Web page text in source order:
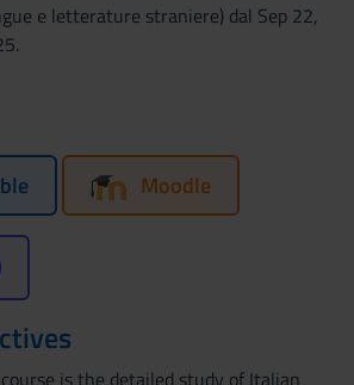
e letterature straniere) dal Sep 22,
Moodle
is the detailed study of Italian